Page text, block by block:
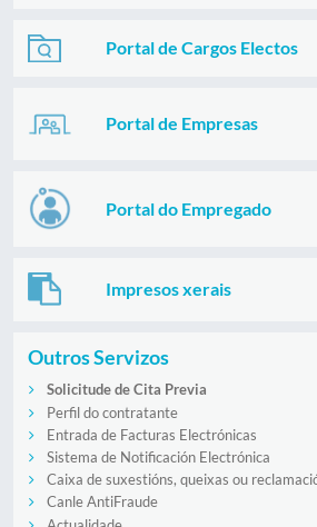
Portal de Cargos Electos
Portal de Empresas
Portal do Empregado
Impresos xerais
Outros Servizos
Solicitude de Cita Previa
Perfil do contratante
Entrada de Facturas Electrónicas
Sistema de Notificación Electrónica
Caixa de suxestións, queixas ou
Canle AntiFraude